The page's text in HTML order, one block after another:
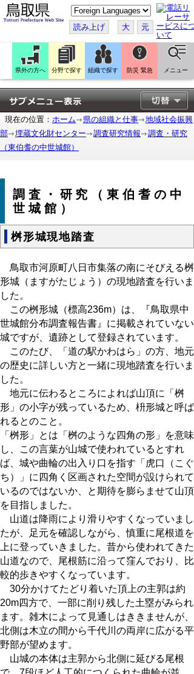
こ
の
ペ
ー
ジ
翻
訳
す
る
読み上げ 大 元
県外の方へ 分野で探す 組織で探す 防災 緊急 メニュー
現在の位置： ホーム 県の組織と仕事
地域社会振興
部
埋蔵文化財センター 調査研究情報
調査・研究
（東伯耆の中世城館）
調査・研究（東伯耆の中
世城館）
桝形城現地踏査
鳥取市河原町八日市集落の南にそびえる桝
形城（ますがたじょう）の現地踏査を行いま
した。
この桝形城（標高236m）は、『鳥取県中
世城館分布調査報告書』に掲載されていない
城ですが、遺跡として登録されています。
このたび、「道の駅かわはら」の方、地元
の歴史に詳しい方と一緒に現地踏査を行いま
した。
地元に伝わるところによれば山頂に「桝
形」の小字が残っているため、枡形城と呼ば
れるとのこと。
「桝形」とは「桝のような四角の形」を意味
し、この言葉が山城で使われているとすれ
ば、城や曲輪の出入り口を指す「虎口（こぐ
ち）」に四角く区画された空間が設けられて
いるのではないか、と期待を膨らませて山頂
を目指しました。
山道は降雨により滑りやすくなっていまし
たが、足元を確認しながら、慎重に尾根道を
上に登っていきました。昔から使われてきた
山道なので、尾根筋に沿って窪んでおり、比
較的歩きやすくなっています。
30分かけてたどり着いた頂上の主郭は約
20m四方で、一部に削り残した土塁がみられ
ます。雑木によって見通しはききませんが、
北側は木立の間から千代川の両岸に広がる平
野部が望めます。
山城の本体は主郭から北側に延びる尾根